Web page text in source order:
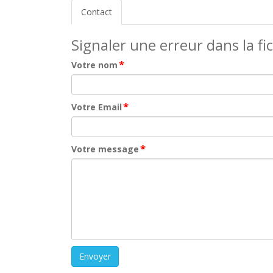
Contact
Signaler une erreur dans la
Votre nom*
Votre Email*
Votre message*